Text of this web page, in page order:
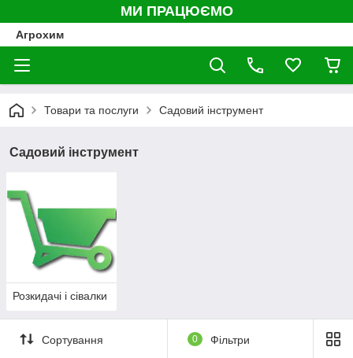
МИ ПРАЦЮЄМО
Агрохим
Товари та послуги Садовий інструмент
Садовий інструмент
Розкидачі і сівалки
Сортування 0 Фільтри